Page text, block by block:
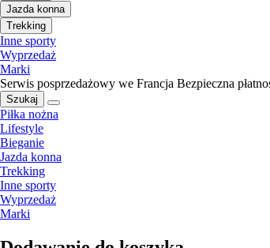
Jazda konna
Trekking
Inne sporty
Wyprzedaż
Marki
Serwis posprzedażowy we Francja Bezpieczna
Szukaj
Piłka nożna
Lifestyle
Bieganie
Jazda konna
Trekking
Inne sporty
Wyprzedaż
Marki